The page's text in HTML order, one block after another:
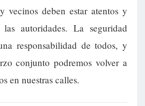
vecinos deben estar atentos y
autoridades. La seguridad
responsabilidad de todos, y
conjunto podremos volver a
en nuestras calles.